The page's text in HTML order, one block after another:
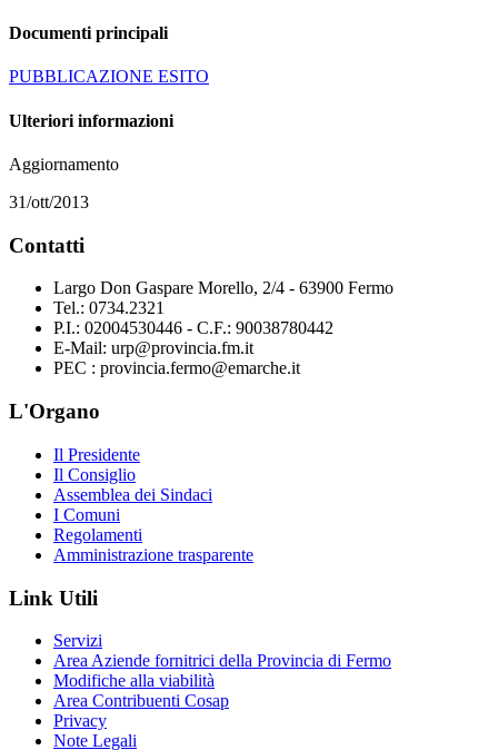
Documenti principali
PUBBLICAZIONE ESITO
Ulteriori informazioni
Aggiornamento
31/ott/2013
Contatti
Largo Don Gaspare Morello, 2/4 - 63900 Fermo
Tel.: 0734.2321
P.I.: 02004530446 - C.F.: 90038780442
E-Mail: urp@provincia.fm.it
PEC : provincia.fermo@emarche.it
L'Organo
Il Presidente
Il Consiglio
Assemblea dei Sindaci
I Comuni
Regolamenti
Amministrazione trasparente
Link Utili
Servizi
Area Aziende fornitrici della Provincia di Fermo
Modifiche alla viabilità
Area Contribuenti Cosap
Privacy
Note Legali